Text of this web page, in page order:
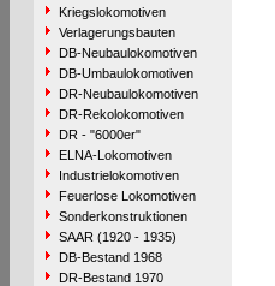
Kriegslokomotiven
Verlagerungsbauten
DB-Neubaulokomotiven
DB-Umbaulokomotiven
DR-Neubaulokomotiven
DR-Rekolokomotiven
DR - "6000er"
ELNA-Lokomotiven
Industrielokomotiven
Feuerlose Lokomotiven
Sonderkonstruktionen
SAAR (1920 - 1935)
DB-Bestand 1968
DR-Bestand 1970